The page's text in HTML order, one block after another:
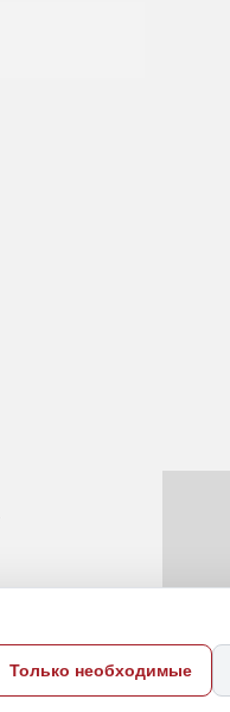
Только необходимые